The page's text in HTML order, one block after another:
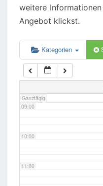
weitere
Angebot klickst.
Kategorien
Ganztägig
06:00
07:00
08:00
09:00
10:00
11:00